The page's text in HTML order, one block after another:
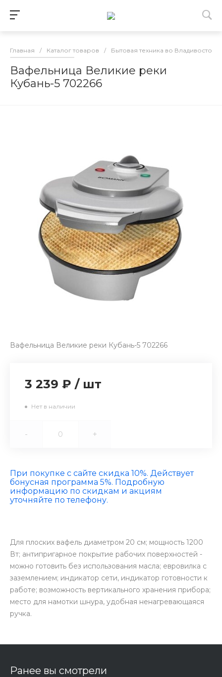
Главная / Каталог товаров / Бытовая техника во Владивостоке
Вафельница Великие реки
Кубань-5 702266
Вафельница Великие реки Кубань-5 702266
3 239 ₽ / шт
Нет в наличии
- +
При покупке с сайте скидка 10%. Действует
бонусная программа 5%. Подробную
информацию по скидкам и акциям
уточняйте по телефону.
Для плоских вафель диаметром 20 см; мощность 1200
Вт; антипригарное покрытие рабочих поверхностей -
можно готовить без использования масла; евровилка с
заземлением; индикатор сети, индикатор готовности к
работе; возможность вертикального хранения прибора;
место для намотки шнура, удобная ненагревающаяся
ручка.
Ранее вы смотрели